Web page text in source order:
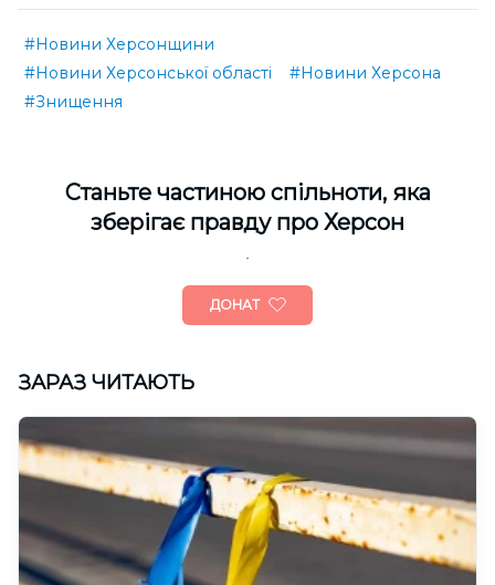
#Новини Херсонщини
#Новини Херсонської області
#Новини Херсона
#Знищення
Cтаньте частиною спільноти, яка
зберігає правду про Херсон
ДОНАТ
ЗАРАЗ ЧИТАЮТЬ